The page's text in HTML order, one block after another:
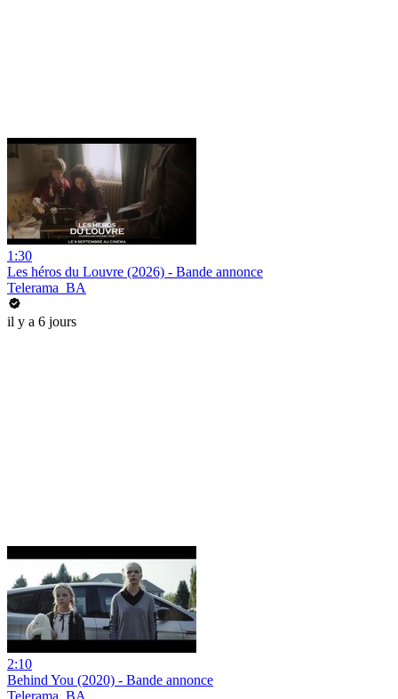
1:30
Les héros du Louvre (2026) - Bande annonce
Telerama_BA
il y a 6 jours
2:10
Behind You (2020) - Bande annonce